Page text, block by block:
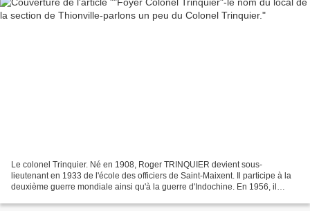
Le colonel Trinquier. Né en 1908, Roger TRINQUIER devient sous-
lieutenant en 1933 de l'école des officiers de Saint-Maixent. Il participe à la
deuxième guerre mondiale ainsi qu'à la guerre d'Indochine. En 1956, il